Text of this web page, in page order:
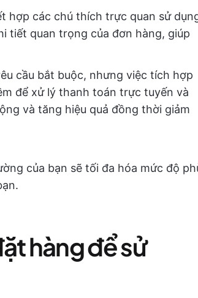
hợp các chú thích trực quan sử
tiết quan trọng của đơn hàng, giúp
cầu bắt buộc, nhưng việc tích hợp
để xử lý thanh toán trực tuyến và
và tăng hiệu quả đồng thời giảm
của bạn sẽ tối đa hóa mức độ
hàng để sử